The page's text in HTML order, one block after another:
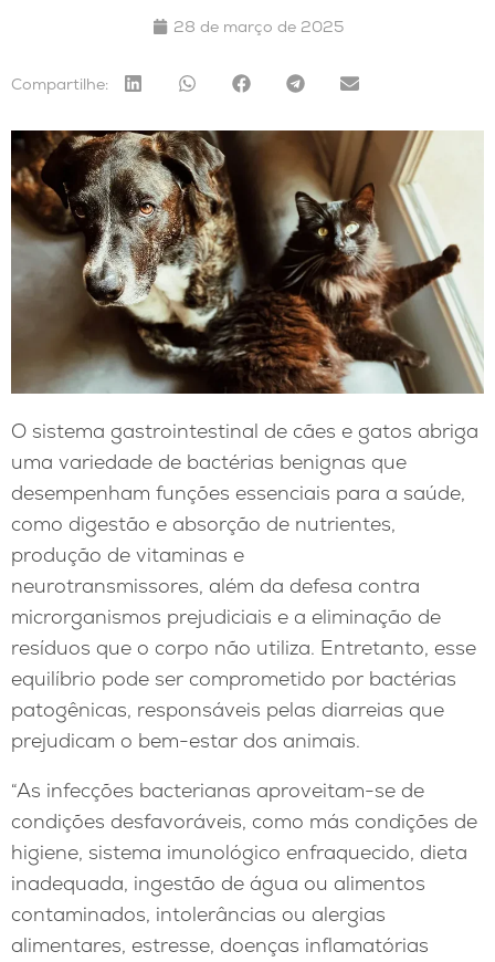
28 de março de 2025
Compartilhe:
O sistema gastrointestinal de cães e gatos abriga
uma variedade de bactérias benignas que
desempenham funções essenciais para a saúde,
como digestão e absorção de nutrientes,
produção de vitaminas e
neurotransmissores, além da defesa contra
microrganismos prejudiciais e a eliminação de
resíduos que o corpo não utiliza. Entretanto, esse
equilíbrio pode ser comprometido por bactérias
patogênicas, responsáveis pelas diarreias que
prejudicam o bem-estar dos animais.
“As infecções bacterianas aproveitam-se de
condições desfavoráveis, como más condições de
higiene, sistema imunológico enfraquecido, dieta
inadequada, ingestão de água ou alimentos
contaminados, intolerâncias ou alergias
alimentares, estresse, doenças inflamatórias